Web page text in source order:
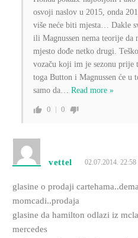
osvoji naslov u 2015, onda
više neće biti mjesta… Dakle
ili Magnussen nema teorije da
mjesto dođe netko drugi.
vozaču koji im je sezonu
toga Button i Magnussen će u
samo da… Read more »
0 0
vettel 02.07.2014. 22:58
glasine o prodaji
momcadi..prodaja
glasine da hamilton odlazi iz
mercedes